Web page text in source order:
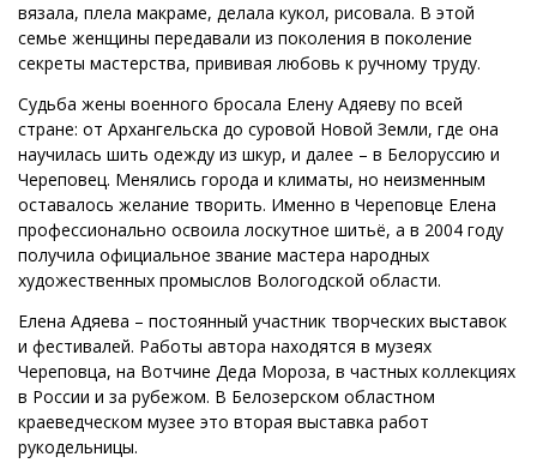
вязала, плела макраме, делала кукол, рисовала. В этой
семье женщины передавали из поколения в поколение
секреты мастерства, прививая любовь к ручному труду.
Судьба жены военного бросала Елену Адяеву по всей
стране: от Архангельска до суровой Новой Земли, где она
научилась шить одежду из шкур, и далее – в Белоруссию и
Череповец. Менялись города и климаты, но неизменным
оставалось желание творить. Именно в Череповце Елена
профессионально освоила лоскутное шитьё, а в 2004 году
получила официальное звание мастера народных
художественных промыслов Вологодской области.
Елена Адяева – постоянный участник творческих выставок
и фестивалей. Работы автора находятся в музеях
Череповца, на Вотчине Деда Мороза, в частных коллекциях
в России и за рубежом. В Белозерском областном
краеведческом музее это вторая выставка работ
рукодельницы.